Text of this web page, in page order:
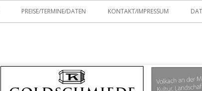
PREISE/TERMINE/DATEN KONTAKT/IMPRESSUM